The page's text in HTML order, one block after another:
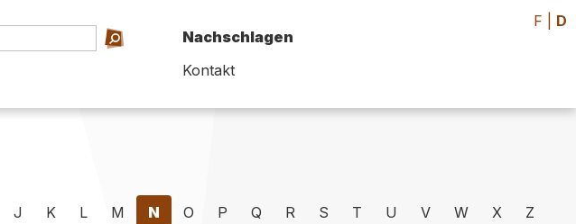
Nachschlagen
Kontakt
F D
J K L M N O P Q R S T U V W X Z